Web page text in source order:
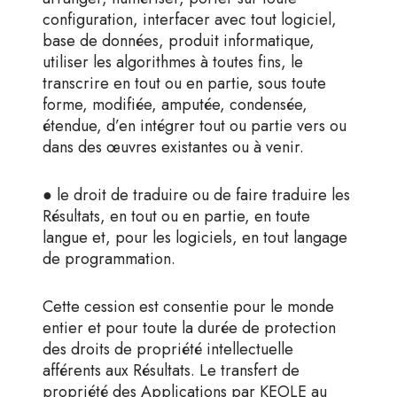
configuration, interfacer avec tout logiciel,
base de données, produit informatique,
utiliser les algorithmes à toutes fins, le
transcrire en tout ou en partie, sous toute
forme, modifiée, amputée, condensée,
étendue, d’en intégrer tout ou partie vers ou
dans des œuvres existantes ou à venir.
● le droit de traduire ou de faire traduire les
Résultats, en tout ou en partie, en toute
langue et, pour les logiciels, en tout langage
de programmation.
Cette cession est consentie pour le monde
entier et pour toute la durée de protection
des droits de propriété intellectuelle
afférents aux Résultats. Le transfert de
propriété des Applications par KEOLE au